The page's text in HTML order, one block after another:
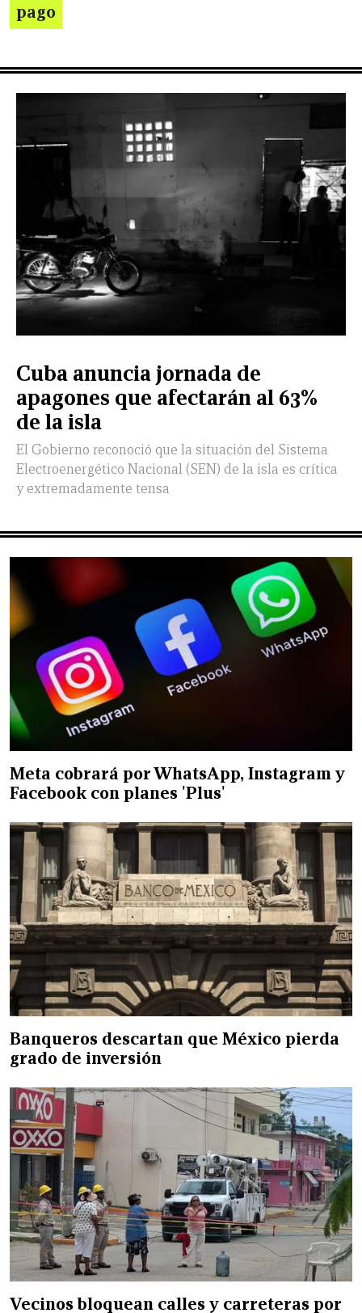
CERRAR
X
LEÓN
DE
VIDA
pago
Cuba anuncia jornada de
apagones que afectarán al 63%
de la isla
El Gobierno reconoció que la situación del Sistema
Electroenergético Nacional (SEN) de la isla es crítica
y extremadamente tensa
Meta cobrará por WhatsApp, Instagram y
Facebook con planes 'Plus'
Banqueros descartan que México pierda
grado de inversión
Vecinos bloquean calles y carreteras por